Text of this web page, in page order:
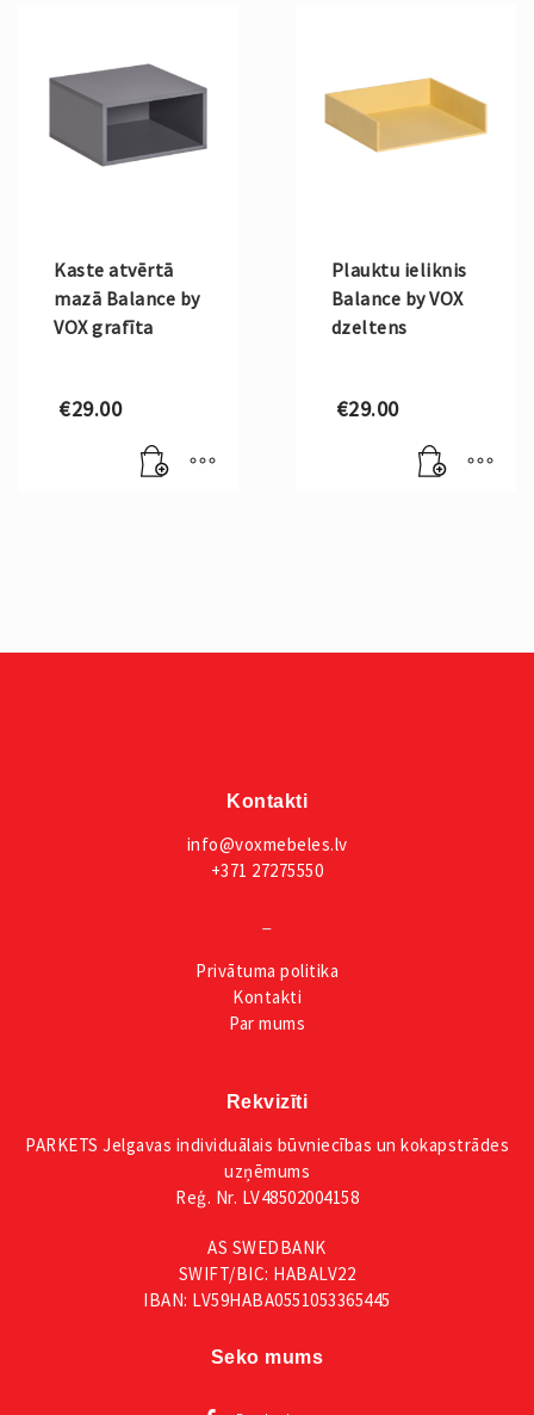
Kaste atvērtā
mazā Balance by
VOX grafīta
€29.00
Plauktu ieliknis
Balance by VOX
dzeltens
€29.00
Kontakti
info@voxmebeles.lv
+371 27275550
Privātuma politika
Kontakti
Par mums
Rekvizīti
PARKETS Jelgavas individuālais būvniecības un kokapstrādes
uzņēmums
Reģ. Nr. LV48502004158
AS SWEDBANK
SWIFT/BIC: HABALV22
IBAN: LV59HABA0551053365445
Seko mums